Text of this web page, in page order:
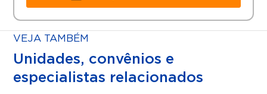
VEJA TAMBÉM
Unidades, convênios e
especialistas relacionados